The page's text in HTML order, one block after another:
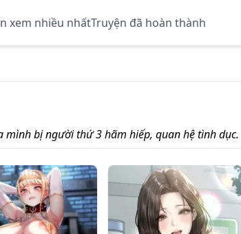
xem nhiều nhấtTruyện đã hoàn thành
mình bị người thứ 3 hãm hiếp, quan hệ tình dục.